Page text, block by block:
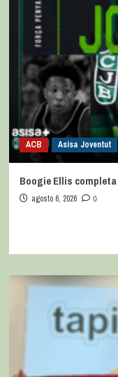
ACB Asisa Joventut
Boogie Ellis
agosto 6, 2026 0